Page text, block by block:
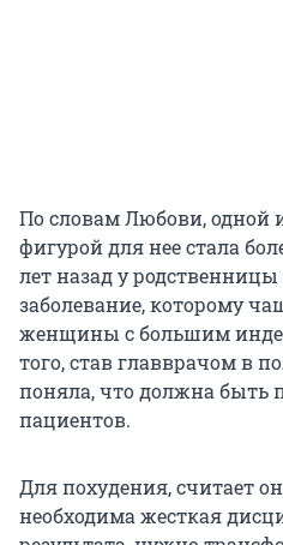
По словам Любови, одной
фигурой для нее стала
лет назад у
заболевание, которому
женщины с большим
того, став главврачом в
поняла, что должна быть
пациентов.
Для похудения, считает
необходима жесткая